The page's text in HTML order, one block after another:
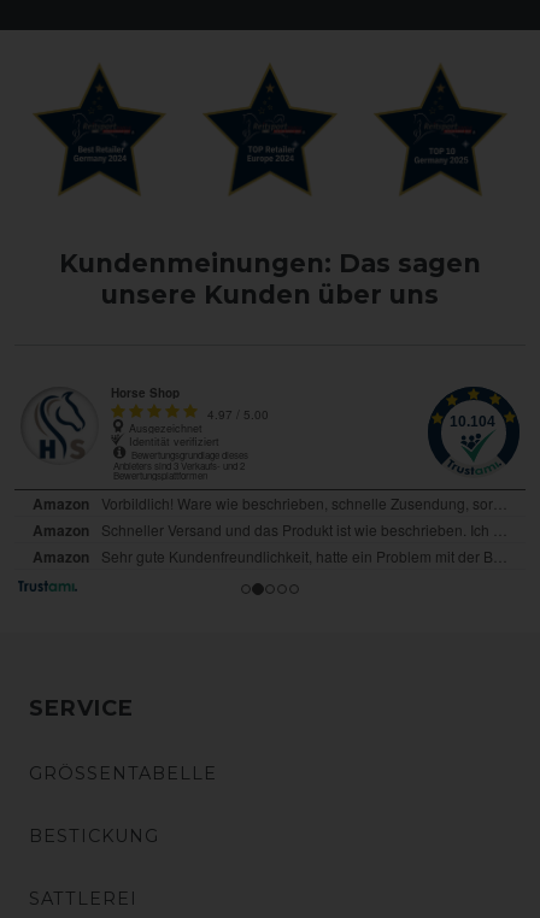
Kundenmeinungen: Das sagen
unsere Kunden über uns
SERVICE
GRÖSSENTABELLE
BESTICKUNG
SATTLEREI